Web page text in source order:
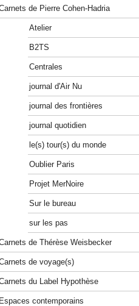
de Pierre Cohen-Hadria
Atelier
B2TS
Centrales
journal d'Air Nu
journal des frontières
journal quotidien
le(s) tour(s) du monde
Oublier Paris
Projet MerNoire
Sur le bureau
sur les pas
de Thérèse Weisbecker
de voyage(s)
du Label Hypothèse
contemporains